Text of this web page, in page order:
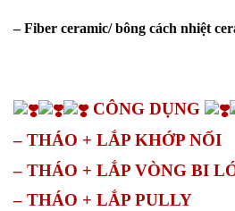
– Fiber ceramic/ bông cách nhiệt
CÔNG DỤNG
– THÁO + LẮP KHỚP NỐI
– THÁO + LẮP VÒNG BI
– THÁO + LẮP PULLY